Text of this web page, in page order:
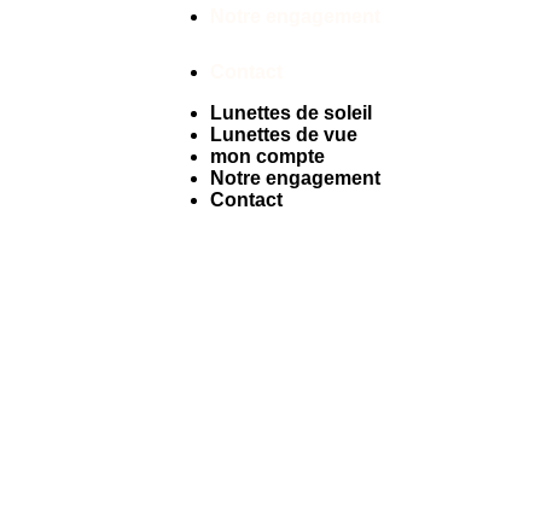
Lunettes de soleil
Lunettes de vue
mon compte
Notre engagement
Contact